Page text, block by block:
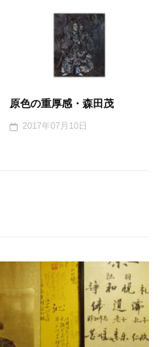
原色の重厚感・森田茂
2017年07月10日